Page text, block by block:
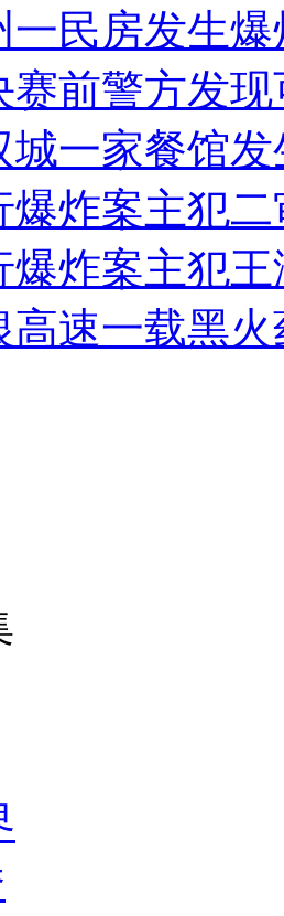
节热闹非凡 减压"枕头大战"
一民房发生
赛前警方发
城一家餐馆
爆炸案主犯
爆炸案主犯
高速一载黑